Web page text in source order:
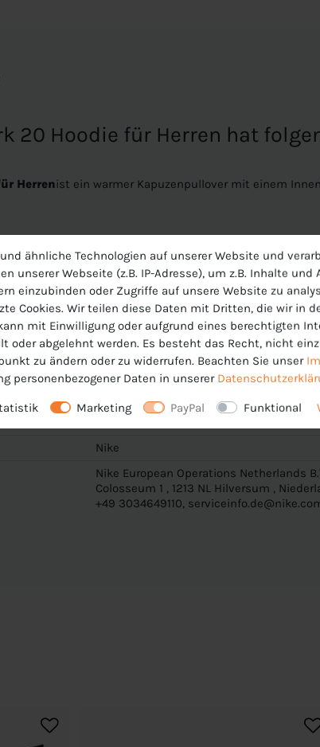
20 Hoodie für Herren hat
Herrenist ein warmer Kapuzenpullover mit einem
warmes Fleecefutter
an den Ärmeln und im Taillenbund
Nike
Nike European Operations Netherlands
Colosseum 1 , 1213 NL Hilversum ,
+49 3034649110,
ähnliche Technologien auf unserer Website und
unserer Webseite (z.B. IP-Adresse), um z.B. Inhalte und
einzubinden oder Zugriffe auf unsere Website zu
Cookies. Wir teilen diese Daten mit Dritten, die wir in
mit Einwilligung oder aufgrund eines berechtigten
oder abgelehnt werden. Es besteht das Recht, nicht
zu ändern oder zu widerrufen. Beachten Sie unser
personenbezogener Daten in unserer
Marketing PayPal Funktional